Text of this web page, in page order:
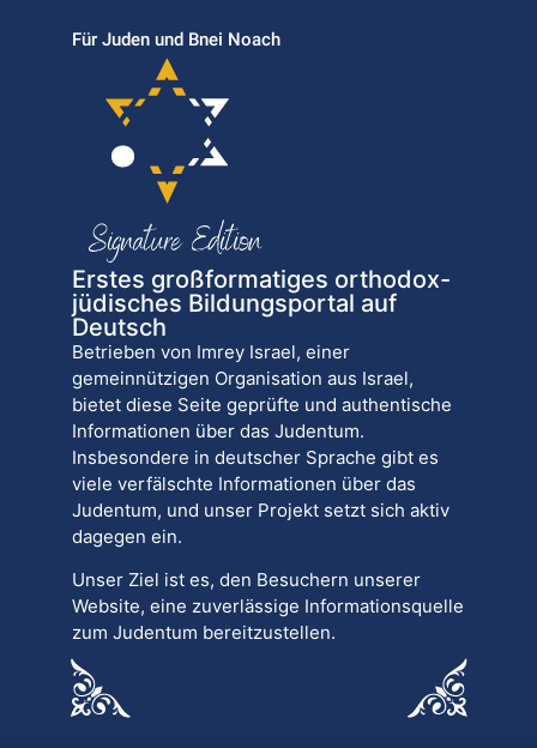
Für Juden und Bnei Noach
Erstes großformatiges orthodox-
jüdisches Bildungsportal auf
Deutsch
Betrieben von Imrey Israel, einer
gemeinnützigen Organisation aus Israel,
bietet diese Seite geprüfte und authentische
Informationen über das Judentum.
Insbesondere in deutscher Sprache gibt es
viele verfälschte Informationen über das
Judentum, und unser Projekt setzt sich aktiv
dagegen ein.
Unser Ziel ist es, den Besuchern unserer
Website, eine zuverlässige Informationsquelle
zum Judentum bereitzustellen.